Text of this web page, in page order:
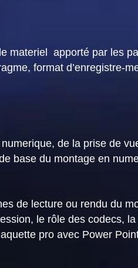
materiel apporté par les
format d’enregistre-
de la prise de
base du montage en
de lecture ou rendu du
le rôle des codecs,
pro avec Power